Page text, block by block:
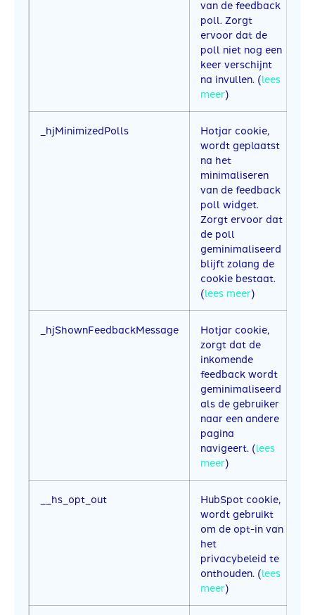
van de feedback
poll. Zorgt
ervoor dat de
poll niet nog een
keer verschijnt
na invullen. (lees
meer)
_hjMinimizedPolls
Hotjar cookie,
wordt geplaatst
na het
minimaliseren
van de feedback
poll widget.
Zorgt ervoor dat
de poll
geminimaliseerd
blijft zolang de
cookie bestaat.
(lees meer)
_hjShownFeedbackMessage
Hotjar cookie,
zorgt dat de
inkomende
feedback wordt
geminimaliseerd
als de gebruiker
naar een andere
pagina
navigeert. (lees
meer)
__hs_opt_out
HubSpot cookie,
wordt gebruikt
om de opt-in van
het
privacybeleid te
onthouden. (lees
meer)